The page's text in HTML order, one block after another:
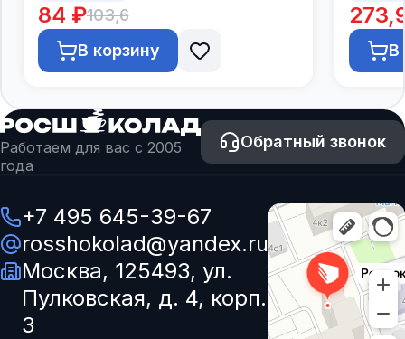
84 ₽103,6
В корзину
В
Работаем для вас с 2005
года
Обратный звонок
+7 495 645-39-67
rosshokolad@yandex.ru
Москва, 125493, ул.
Пулковская, д. 4, корп.
3